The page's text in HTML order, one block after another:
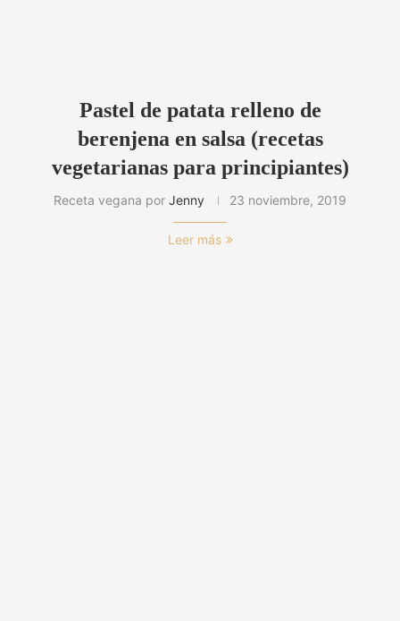
Pastel de patata relleno de
berenjena en salsa (recetas
vegetarianas para principiantes)
Receta vegana por Jenny 23 noviembre, 2019
Leer más